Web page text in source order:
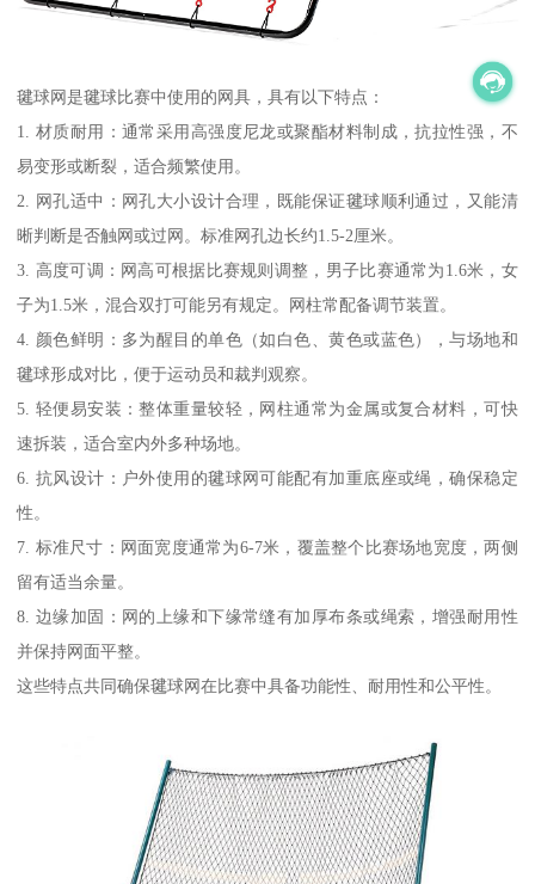
毽球网是毽球比赛中使用的网具，具有以下特点：
1. 材质耐用：通常采用高强度尼龙或聚酯材料制成，抗拉性强，不
易变形或断裂，适合频繁使用。
2. 网孔适中：网孔大小设计合理，既能保证毽球顺利通过，又能清
晰判断是否触网或过网。标准网孔边长约1.5-2厘米。
3. 高度可调：网高可根据比赛规则调整，男子比赛通常为1.6米，女
子为1.5米，混合双打可能另有规定。网柱常配备调节装置。
4. 颜色鲜明：多为醒目的单色（如白色、黄色或蓝色），与场地和
毽球形成对比，便于运动员和裁判观察。
5. 轻便易安装：整体重量较轻，网柱通常为金属或复合材料，可快
速拆装，适合室内外多种场地。
6. 抗风设计：户外使用的毽球网可能配有加重底座或绳，确保稳定
性。
7. 标准尺寸：网面宽度通常为6-7米，覆盖整个比赛场地宽度，两侧
留有适当余量。
8. 边缘加固：网的上缘和下缘常缝有加厚布条或绳索，增强耐用性
并保持网面平整。
这些特点共同确保毽球网在比赛中具备功能性、耐用性和公平性。